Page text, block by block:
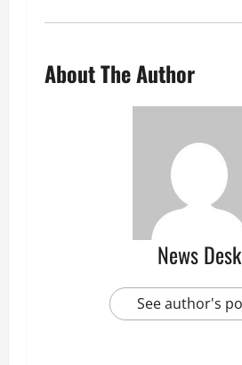
About The Author
News Desk
See author's